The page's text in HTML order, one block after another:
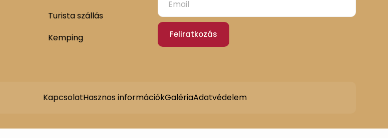
Turista szállás
Kemping
Feliratkozás
KapcsolatHasznos információkGalériaAdatvédelem